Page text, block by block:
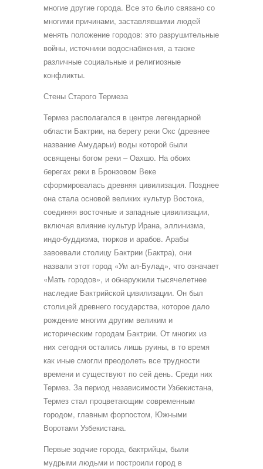
многие другие города. Все это было связано со
многими причинами, заставлявшими людей
менять положение городов: это разрушительные
войны, источники водоснабжения, а также
различные социальные и религиозные
конфликты.
Стены Старого Термеза
Термез располагался в центре легендарной
области Бактрии, на берегу реки Окс (древнее
название Амударьи) воды которой были
освящены богом реки – Оахшо. На обоих
берегах реки в Бронзовом Веке
сформировалась древняя цивилизация. Позднее
она стала основой великих культур Востока,
соединяя восточные и западные цивилизации,
включая влияние культур Ирана, эллинизма,
индо-буддизма, тюрков и арабов. Арабы
завоевали столицу Бактрии (Бактра), они
назвали этот город «Ум ал-Булад», что означает
«Мать городов», и обнаружили тысячелетнее
наследие Бактрийской цивилизации. Он был
столицей древнего государства, которое дало
рождение многим другим великим и
историческим городам Бактрии. От многих из
них сегодня остались лишь руины, в то время
как иные смогли преодолеть все трудности
времени и существуют по сей день. Среди них
Термез. За период независимости Узбекистана,
Термез стал процветающим современным
городом, главным форпостом, Южными
Воротами Узбекистана.
Первые зодчие города, бактрийцы, были
мудрыми людьми и построили город в